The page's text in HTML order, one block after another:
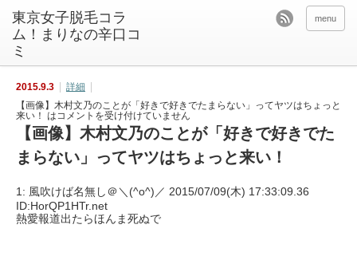
東京女子脱毛コラ
ム！まりなの辛口コ
ミ
menu
2015.9.3
詳細
【画像】木村文乃のことが「好きで好きでたまらない」ってヤツはちょっと
来い！ はコメントを受け付けていません
【画像】木村文乃のことが「好きで好きでた
まらない」ってヤツはちょっと来い！
1: 風吹けば名無し＠＼(^o^)／ 2015/07/09(木) 17:33:09.36
ID:HorQP1HTr.net
熱愛報道出たらほんま死ぬで